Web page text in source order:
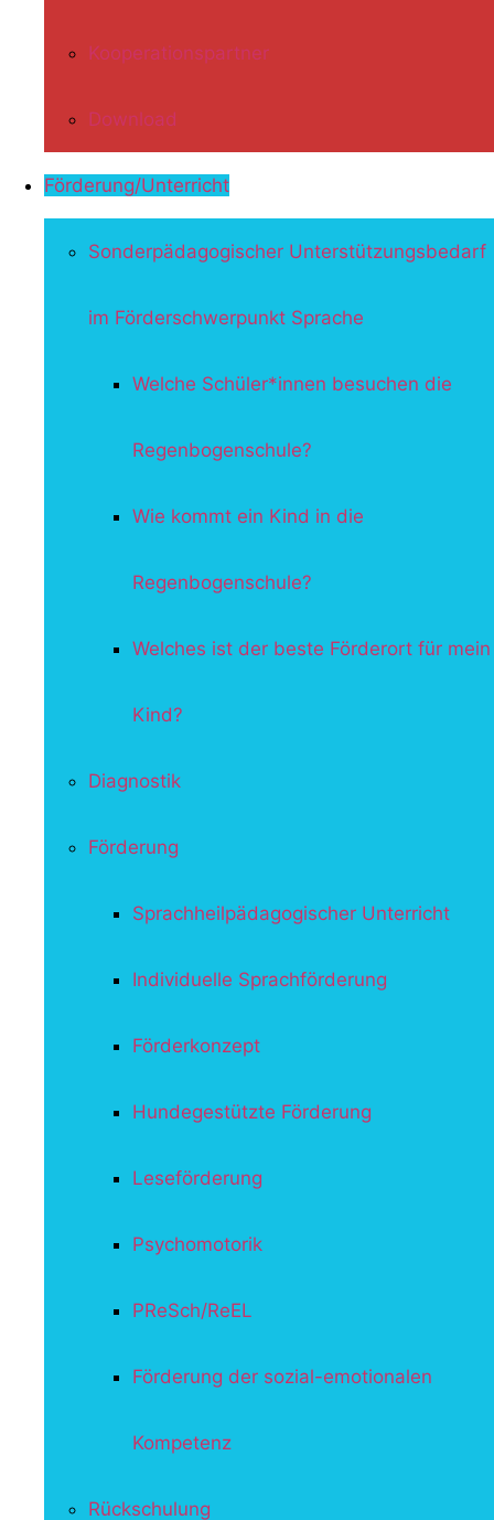
Kooperationspartner
Download
Förderung/Unterricht
Sonderpädagogischer Unterstützungsbedarf
im Förderschwerpunkt Sprache
Welche Schüler*innen besuchen die
Regenbogenschule?
Wie kommt ein Kind in die
Regenbogenschule?
Welches ist der beste Förderort für mein
Kind?
Diagnostik
Förderung
Sprachheilpädagogischer Unterricht
Individuelle Sprachförderung
Förderkonzept
Hundegestützte Förderung
Leseförderung
Psychomotorik
PReSch/ReEL
Förderung der sozial-emotionalen
Kompetenz
Rückschulung